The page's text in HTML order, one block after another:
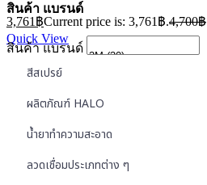
3,761 ฿Current price is: 3,761฿.4,700฿
Quick View
สินค้า แบรนด์
สินค้า แบรนด์
สีสเปรย์
ผลิตภัณฑ์ HALO
น้ำยาทำความสะอาด
ลวดเชื่อมประเภทต่าง ๆ